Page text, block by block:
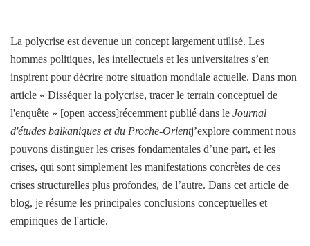
La polycrise est devenue un concept largement utilisé. Les
hommes politiques, les intellectuels et les universitaires s’en
inspirent pour décrire notre situation mondiale actuelle. Dans mon
article « Disséquer la polycrise, tracer le terrain conceptuel de
l'enquête » [open access]récemment publié dans le Journal
d'études balkaniques et du Proche-Orientj’explore comment nous
pouvons distinguer les crises fondamentales d’une part, et les
crises, qui sont simplement les manifestations concrètes de ces
crises structurelles plus profondes, de l’autre. Dans cet article de
blog, je résume les principales conclusions conceptuelles et
empiriques de l'article.